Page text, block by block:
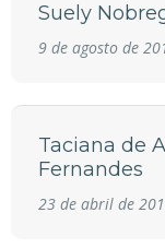
Suely
9 de agosto de
Taciana de
Fernandes
23 de abril de